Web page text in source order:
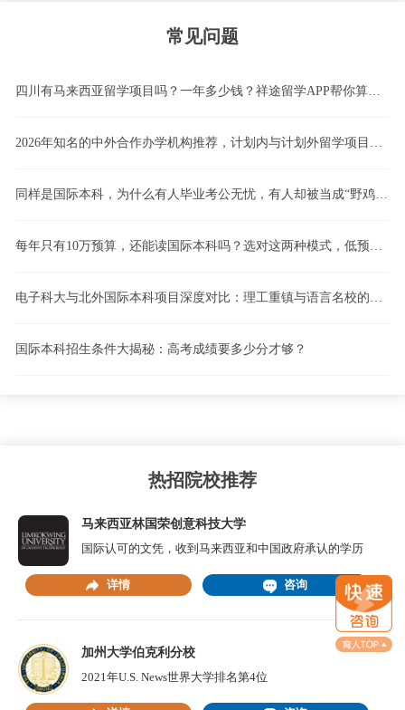
常见问题
四川有马来西亚留学项目吗？一年多少钱？祥途留学APP帮你算清这笔账！
2026年知名的中外合作办学机构推荐，计划内与计划外留学项目怎么选，4+0、3+1、2+2国际本科模式深度解析
同样是国际本科，为什么有人毕业考公无忧，有人却被当成“野鸡”？计划内留学vs计划外留学，一文看懂！
每年只有10万预算，还能读国际本科吗？选对这两种模式，低预算也能逆袭！
电子科大与北外国际本科项目深度对比：理工重镇与语言名校的路径博弈
国际本科招生条件大揭秘：高考成绩要多少分才够？
热招院校推荐
马来西亚林国荣创意科技大学
国际认可的文凭，收到马来西亚和中国政府承认的学历
详情 咨询
加州大学伯克利分校
2021年U.S. News世界大学排名第4位